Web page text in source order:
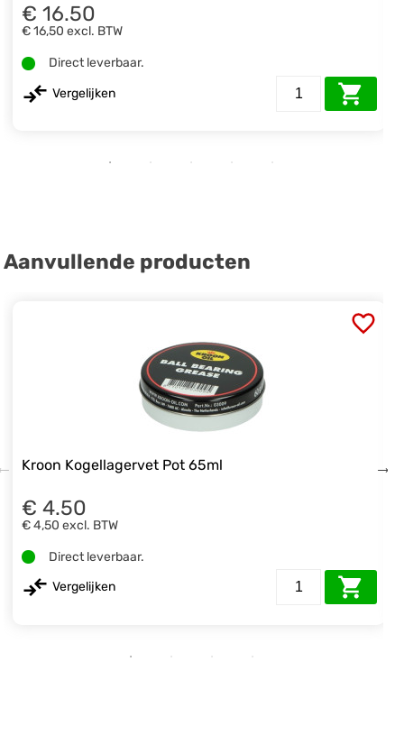
€ 16.50
€ 16,50 excl. BTW
Direct leverbaar.
Vergelijken
Aanvullende producten
Kroon Kogellagervet Pot 65ml
€ 4.50
€ 4,50 excl. BTW
Direct leverbaar.
Vergelijken